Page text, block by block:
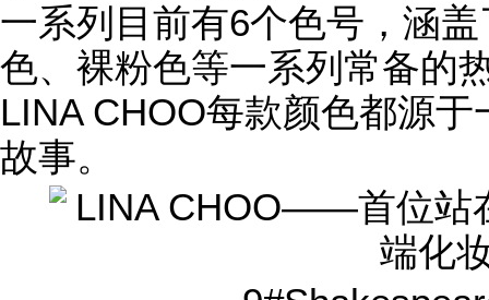
一系列目前有6个色号，涵
色、裸粉色等一系列常备的
LINA CHOO每款颜色都源
故事。